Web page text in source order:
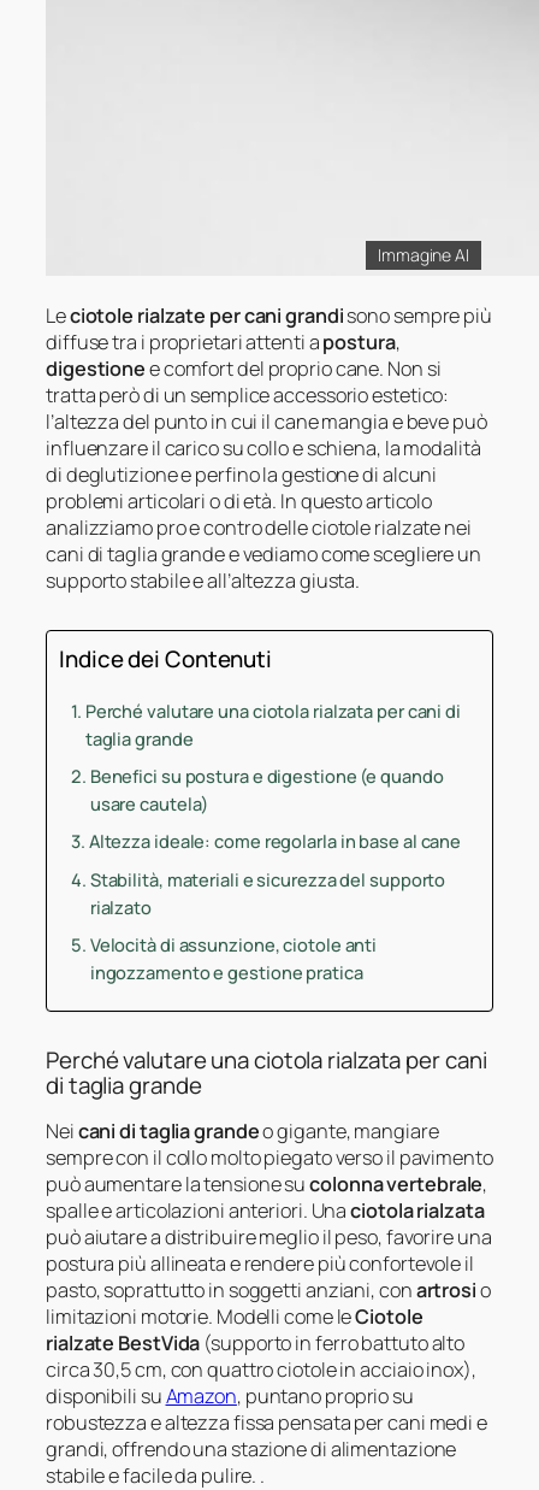
Immagine AI
Leciotole rialzate per cani grandisono sempre più
diffuse tra i proprietari attenti apostura,
digestionee comfort del proprio cane. Non si
tratta però di un semplice accessorio estetico:
l’altezza del punto in cui il cane mangia e beve può
influenzare il carico su collo e schiena, la modalità
di deglutizione e perfino la gestione di alcuni
problemi articolari o di età. In questo articolo
analizziamo pro e contro delle ciotole rialzate nei
cani di taglia grande e vediamo come scegliere un
supporto stabile e all’altezza giusta.
Indice dei Contenuti
Perché valutare una ciotola rialzata per cani di
taglia grande
Benefici su postura e digestione (e quando
usare cautela)
Altezza ideale: come regolarla in base al cane
Stabilità, materiali e sicurezza del supporto
rialzato
Velocità di assunzione, ciotole anti
ingozzamento e gestione pratica
Perché valutare una ciotola rialzata per cani
di taglia grande
Neicani di taglia grandeo gigante, mangiare
sempre con il collo molto piegato verso il pavimento
può aumentare la tensione sucolonna vertebrale,
spalle e articolazioni anteriori. Unaciotola rialzata
può aiutare a distribuire meglio il peso, favorire una
postura più allineata e rendere più confortevole il
pasto, soprattutto in soggetti anziani, conartrosio
limitazioni motorie. Modelli come leCiotole
rialzate BestVida (supporto in ferro battuto alto
circa 30,5 cm, con quattro ciotole in acciaio inox),
disponibili suAmazon, puntano proprio su
robustezza e altezza fissa pensata per cani medi e
grandi, offrendo una stazione di alimentazione
stabile e facile da pulire. .